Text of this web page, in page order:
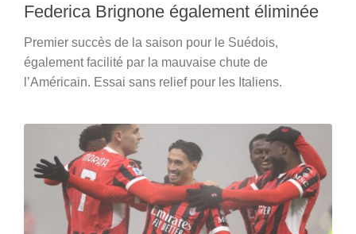
Federica Brignone également éliminée
Premier succès de la saison pour le Suédois,
également facilité par la mauvaise chute de
l’Américain. Essai sans relief pour les Italiens.